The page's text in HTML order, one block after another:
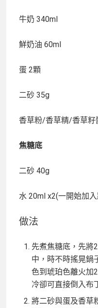
牛奶 340ml
鮮奶油 60ml
蛋 2顆
二砂 35g
香草粉/香草精/香草籽
焦糖底
二砂 40g
水 20ml x2(一開始加
做法
先煮焦糖底，先將
中，時不時搖晃鍋
色到琥珀色離火加
冷卻可直接倒入布
將二砂與蛋及香草